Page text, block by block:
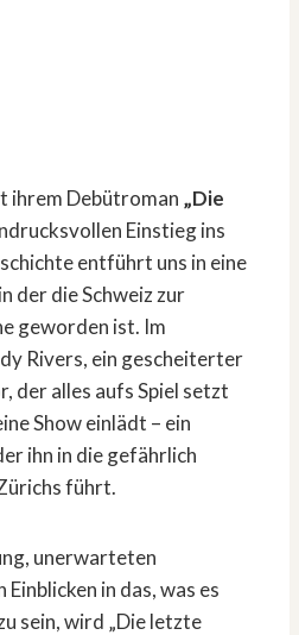
ihrem Debütroman „Die
Einstieg ins
entführt uns in eine
der die Schweiz zur
geworden ist. Im
Rivers, ein gescheiterter
der alles aufs Spiel setzt
Show einlädt – ein
ihn in die gefährlich
führt.
unerwarteten
in das, was es
sein, wird „Die letzte